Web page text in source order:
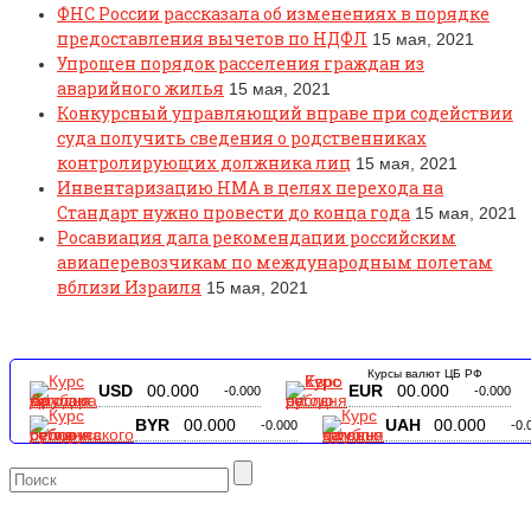
ФНС России рассказала об изменениях в порядке
предоставления вычетов по НДФЛ 15 мая, 2021
Упрощен порядок расселения граждан из
аварийного жилья 15 мая, 2021
Конкурсный управляющий вправе при содействии
суда получить сведения о родственниках
контролирующих должника лиц 15 мая, 2021
Инвентаризацию НМА в целях перехода на
Стандарт нужно провести до конца года 15 мая, 2021
Росавиация дала рекомендации российским
авиаперевозчикам по международным полетам
вблизи Израиля 15 мая, 2021
Курсы валют ЦБ РФ
USD 00.000 -0.000 EUR 00.000 -0.000
BYR 00.000 -0.000 UAH 00.000 -